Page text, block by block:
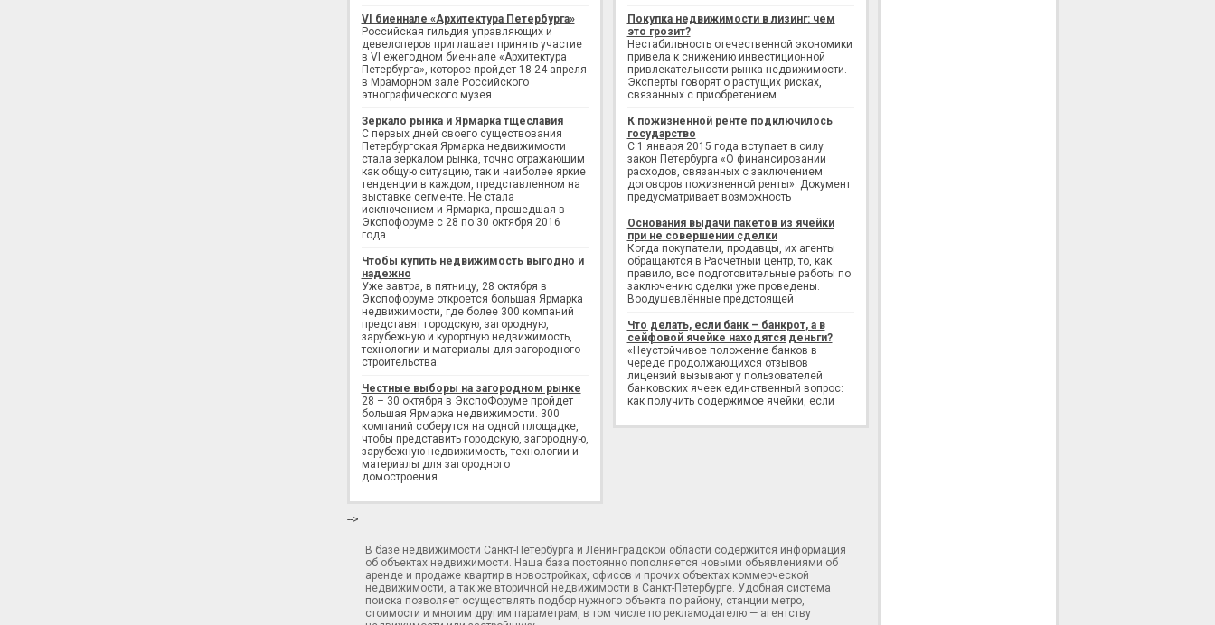
VI биеннале «Архитектура Петербурга»
Российская гильдия управляющих и
девелоперов приглашает принять участие
в VI ежегодном биеннале «Архитектура
Петербурга», которое пройдет 18-24 апреля
в Мраморном зале Российского
этнографического музея.
Зеркало рынка и Ярмарка тщеславия
С первых дней своего существования
Петербургская Ярмарка недвижимости
стала зеркалом рынка, точно отражающим
как общую ситуацию, так и наиболее яркие
тенденции в каждом, представленном на
выставке сегменте. Не стала
исключением и Ярмарка, прошедшая в
Экспофоруме с 28 по 30 октября 2016
года.
Чтобы купить недвижимость выгодно и
надежно
Уже завтра, в пятницу, 28 октября в
Экспофоруме откроется большая Ярмарка
недвижимости, где более 300 компаний
представят городскую, загородную,
зарубежную и курортную недвижимость,
технологии и материалы для загородного
строительства.
Честные выборы на загородном рынке
28 – 30 октября в ЭкспоФоруме пройдет
большая Ярмарка недвижимости. 300
компаний соберутся на одной площадке,
чтобы представить городскую, загородную,
зарубежную недвижимость, технологии и
материалы для загородного
домостроения.
Покупка недвижимости в лизинг: чем
это грозит?
Нестабильность отечественной экономики
привела к снижению инвестиционной
привлекательности рынка недвижимости.
Эксперты говорят о растущих рисках,
связанных с приобретением
К пожизненной ренте подключилось
государство
С 1 января 2015 года вступает в силу
закон Петербурга «О финансировании
расходов, связанных с заключением
договоров пожизненной ренты». Документ
предусматривает возможность
Основания выдачи пакетов из ячейки
при не совершении сделки
Когда покупатели, продавцы, их агенты
обращаются в Расчётный центр, то, как
правило, все подготовительные работы по
заключению сделки уже проведены.
Воодушевлённые предстоящей
Что делать, если банк – банкрот, а в
сейфовой ячейке находятся деньги?
«Неустойчивое положение банков в
череде продолжающихся отзывов
лицензий вызывают у пользователей
банковских ячеек единственный вопрос:
как получить содержимое ячейки, если
-->
В базе недвижимости Санкт-Петербурга и Ленинградской области содержится информация
об объектах недвижимости. Наша база постоянно пополняется новыми объявлениями об
аренде и продаже квартир в новостройках, офисов и прочих объектах коммерческой
недвижимости, а так же вторичной недвижимости в Санкт-Петербурге. Удобная система
поиска позволяет осуществлять подбор нужного объекта по району, станции метро,
стоимости и многим другим параметрам, в том числе по рекламодателю — агентству